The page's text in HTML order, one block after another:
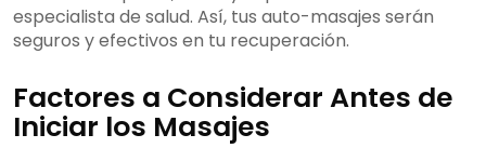
especialista de salud. Así, tus auto-masajes serán
seguros y efectivos en tu recuperación.
Factores a Considerar Antes de
Iniciar los Masajes